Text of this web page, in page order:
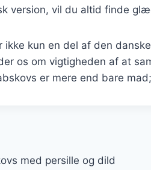
version, vil du altid finde
ikke kun en del af den
os om vigtigheden af at
er mere end bare
med persille og dild